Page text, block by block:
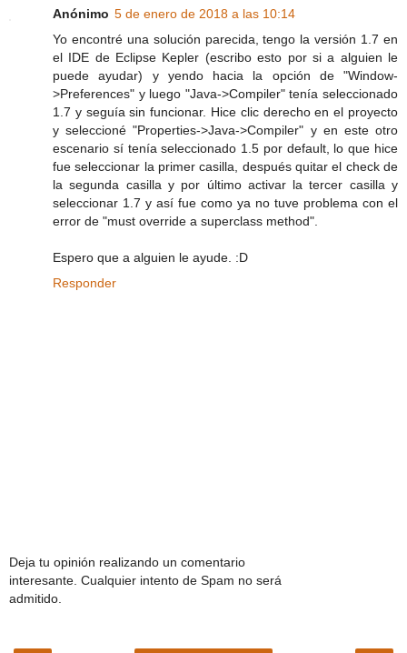
Anónimo 5 de enero de 2018 a las 10:14
Yo encontré una solución parecida, tengo la versión 1.7 en
el IDE de Eclipse Kepler (escribo esto por si a alguien le
puede ayudar) y yendo hacia la opción de "Window-
>Preferences" y luego "Java->Compiler" tenía seleccionado
1.7 y seguía sin funcionar. Hice clic derecho en el proyecto
y seleccioné "Properties->Java->Compiler" y en este otro
escenario sí tenía seleccionado 1.5 por default, lo que hice
fue seleccionar la primer casilla, después quitar el check de
la segunda casilla y por último activar la tercer casilla y
seleccionar 1.7 y así fue como ya no tuve problema con el
error de "must override a superclass method".
Espero que a alguien le ayude. :D
Responder
Deja tu opinión realizando un comentario
interesante. Cualquier intento de Spam no será
admitido.